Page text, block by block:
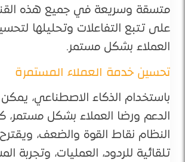
متسقة وسريعة في جميع هذه
على تتبع التفاعلات وتحليلها
العملاء بشكل مستمر.
تحسين خدمة العملاء المستمرة
باستخدام الذكاء الاصطناعي، يمكن
الدعم ورضا العملاء بشكل مستمر،
النظام نقاط القوة والضعف،
تلقائية للردود، العمليات، وتجربة